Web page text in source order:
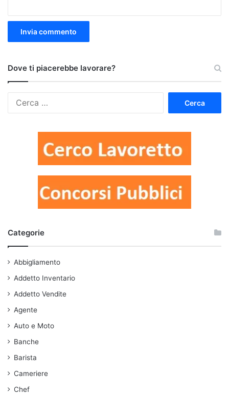
Dove ti piacerebbe lavorare?
Categorie
Abbigliamento
Addetto Inventario
Addetto Vendite
Agente
Auto e Moto
Banche
Barista
Cameriere
Chef